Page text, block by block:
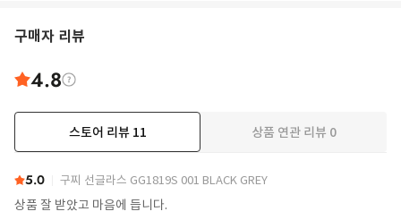
구매자 리뷰
4.8
스토어 리뷰 11 상품 연관 리뷰 0
5.0 구찌 선글라스 GG1819S 001 BLACK GREY
상품 잘 받았고 마음에 듭니다.